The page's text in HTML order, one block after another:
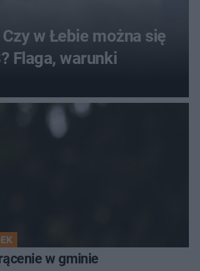
w Łebie można się
Flaga, warunki
w gminie